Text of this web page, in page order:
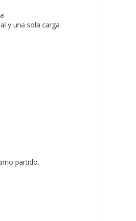
y una sola carga
partido.